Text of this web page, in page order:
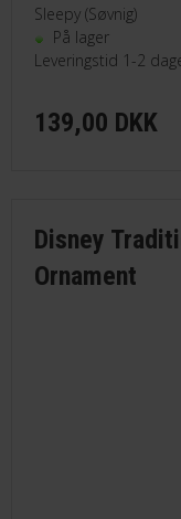
Sleepy (Søvnig)
På lager
Leveringstid 1-2
139,00 DKK
Disney
Ornament